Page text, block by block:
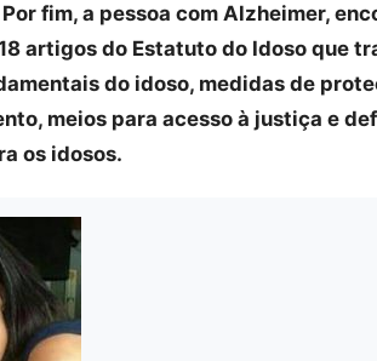
fim, a pessoa com Alzheimer,
artigos do Estatuto do Idoso que
do idoso, medidas de
meios para acesso à justiça e
os idosos.